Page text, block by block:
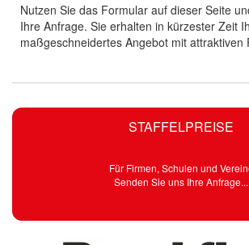
STAFFELPREISE
Für Firmen, Schulen und
Senden Sie uns Ihre Anfrage...
Nutzen Sie das Formular auf dieser Seite
Ihre Anfrage. Sie erhalten in kürzester Zeit
maßgeschneidertes Angebot mit attraktiven